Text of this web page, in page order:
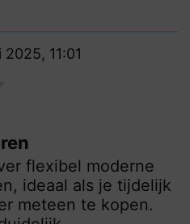
2025, 11:01
flexibel moderne
ideaal als je tijdelijk
meteen te kopen.